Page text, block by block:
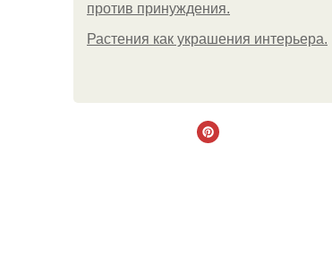
против принуждения.
Растения как украшения интерьера.